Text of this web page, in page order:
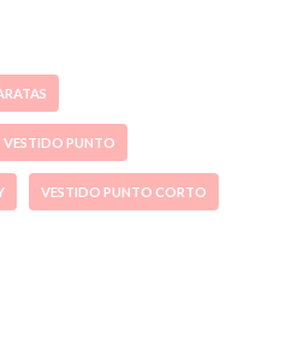
VESTIDO PUNTO
VESTIDO PUNTO CORTO